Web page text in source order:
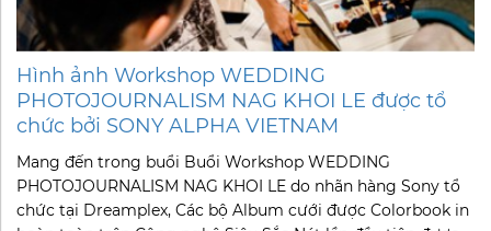
Hình ảnh Workshop WEDDING
PHOTOJOURNALISM NAG KHOI LE được tổ
chức bởi SONY ALPHA VIETNAM
Mang đến trong buổi Buổi Workshop WEDDING
PHOTOJOURNALISM NAG KHOI LE do nhãn hàng Sony tổ
chức tại Dreamplex, Các bộ Album cưới được Colorbook in